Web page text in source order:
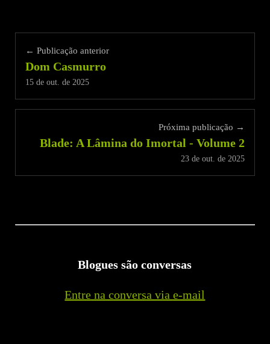
← Publicação anterior
Dom Casmurro
15 de out. de 2025
Próxima publicação →
Blade: A Lâmina do Imortal - Volume 2
23 de out. de 2025
Blogues são conversas
Entre na conversa via e-mail